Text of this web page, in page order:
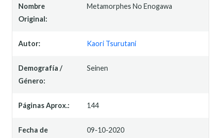
Nombre
Original:
Metamorphes No Enogawa
Autor: Kaori Tsurutani
Demografía /
Género:
Seinen
Páginas Aprox.: 144
Fecha de
09-10-2020